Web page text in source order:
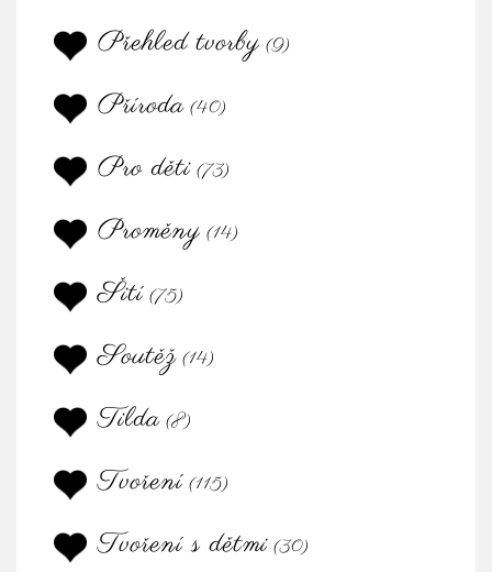
Přehled tvorby (9)
Příroda (40)
Pro děti (73)
Proměny (14)
Šití (75)
Soutěž (14)
Tilda (8)
Tvoření (115)
Tvoření s dětmi (30)